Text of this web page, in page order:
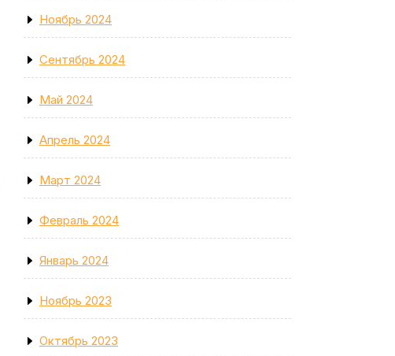
Ноябрь 2024
Сентябрь 2024
Май 2024
Апрель 2024
Март 2024
Февраль 2024
Январь 2024
Ноябрь 2023
Октябрь 2023